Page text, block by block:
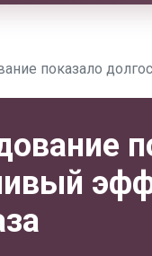
показало